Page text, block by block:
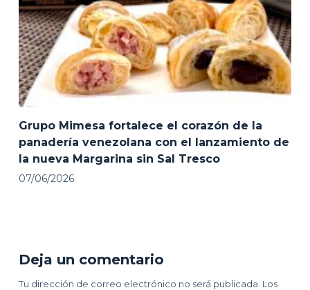
Grupo Mimesa fortalece el corazón de la
panadería venezolana con el lanzamiento de
la nueva Margarina sin Sal Tresco
07/06/2026
Deja un comentario
Tu dirección de correo electrónico no será publicada. Los